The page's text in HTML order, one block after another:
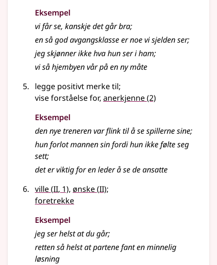
Eksempel
vi får se, kanskje det går bra;
en så god avgangsklasse er noe vi sjelden ser;
jeg skjønner ikke hva hun ser i ham;
vi så hjembyen vår på en ny måte
legge positivt merke til;
vise forståelse for, anerkjenne(2)
Eksempel
den nye treneren var flink til å se spillerne sine;
hun forlot mannen sin fordi hun ikke følte seg
sett;
det er viktig for en leder å se de ansatte
ville(2
II, 1), ønske(2
II);
foretrekke
Eksempel
jeg ser helst at du går;
retten så helst at partene fant en minnelig
løsning